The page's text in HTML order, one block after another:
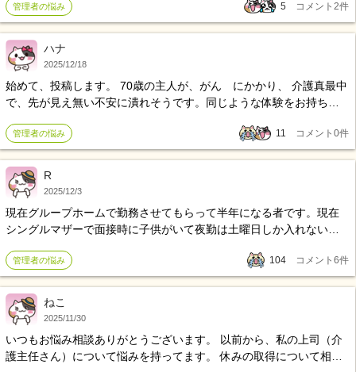
管理者の悩み 5 コメント 2件
ハナ
2025/12/18
始めて、投稿します。 70歳の主人が、がん にかかり、 介護真最中
で、先が見え無い不安に潰れそうです。同じような体験をお持ちの
管理者の悩み 11 コメント 0件
R
2025/12/3
現在グループホームで勤務させてもらって半年になる者です。現在
シングルマザーで面接時に子供がいて夜勤は土曜日しか入れないこ
んには伝えていたのですが 8月辺りからコロナクラスターになり職員
もコロナになり急遽夜勤をして欲しいと言われ了承しました。そこ
から現在まで人手不足になり夜勤をして欲しいと頼まれ夜勤入り前
から出勤したり明けで3時間残ったりしてきました。 副主任からは人
が増えたら夜勤土曜だけでいいからねと言われ、今月から急に職員
が入りだした為 夜勤の回数の相談をしたら、正社員なんだから夜勤
多くするのは当たり前。私たちは8回もしてるのよ、特別扱いは出来
管理者の悩み 104 コメント 6件
ねこ
2025/11/30
いつもお悩み相談ありがとうございます。 以前から、私の上司（介
護主任さん）について悩みを持ってます。 休みの取得について相談